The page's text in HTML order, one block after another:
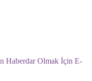
Haberdar Olmak İçin E-